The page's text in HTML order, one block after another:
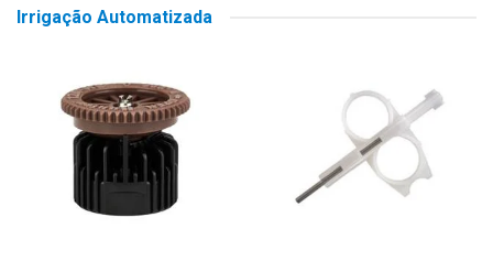
Irrigação Automatizada